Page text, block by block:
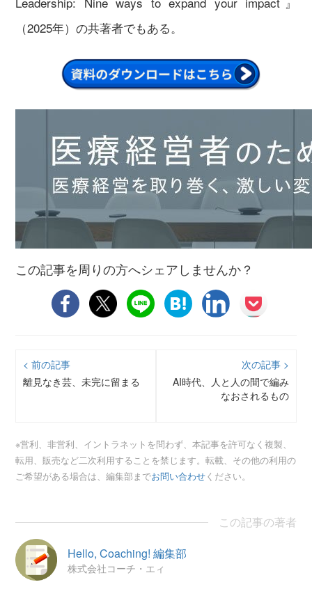
（2025年）の共著者でもある。
この記事を周りの方へシェアしませんか？
< 前の記事
離見なき芸、未完に留まる
次の記事 >
AI時代、人と人の間で編み
なおされるもの
※営利、非営利、イントラネットを問わず、本記事を許可なく複製、
転用、販売など二次利用することを禁じます。転載、その他の利用の
ご希望がある場合は、編集部までお問い合わせください。
この記事の著者
Hello, Coaching! 編集部
株式会社コーチ・エィ